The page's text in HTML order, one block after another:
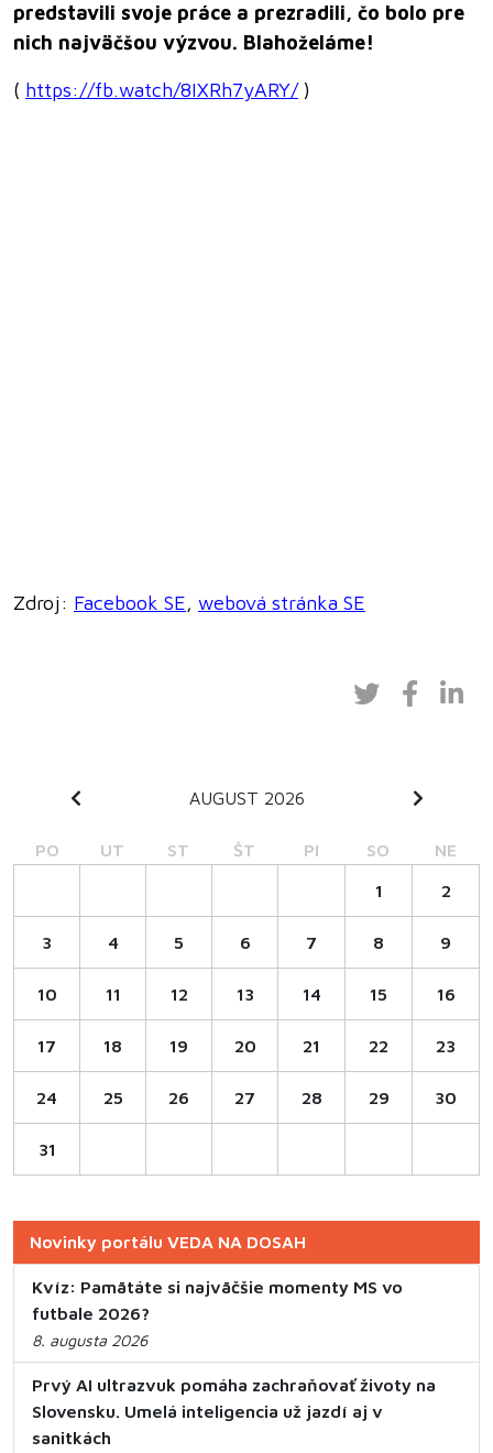
predstavili svoje práce a prezradili, čo bolo pre
nich najväčšou výzvou. Blahoželáme!
( https://fb.watch/8IXRh7yARY/)
Zdroj: Facebook SE, webová stránka SE
AUGUST 2026
PO UT ST ŠT PI SO NE
1 2
3 4 5 6 7 8 9
10 11 12 13 14 15 16
17 18 19 20 21 22 23
24 25 26 27 28 29 30
31
Novinky portálu VEDA NA DOSAH
Kvíz: Pamätáte si najväčšie momenty MS vo
futbale 2026?
8. augusta 2026
Prvý AI ultrazvuk pomáha zachraňovať životy na
Slovensku. Umelá inteligencia už jazdí aj v
sanitkách